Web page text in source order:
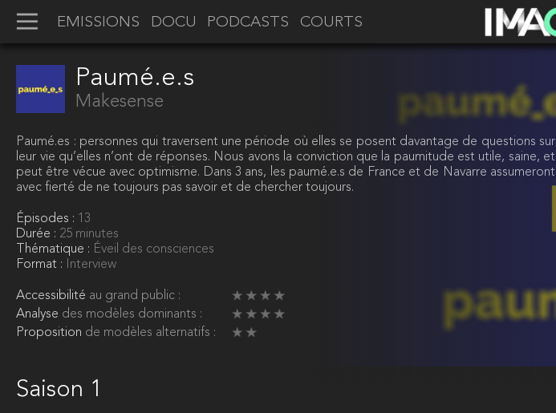
EMISSIONS DOCU PODCASTS COURTS
Paumé.e.s
Makesense
Paumé.es : personnes qui traversent une période où elles se posent davantage de questions sur
leur vie qu’elles n’ont de réponses. Nous avons la conviction que la paumitude est utile, saine, et
peut être vécue avec optimisme. Dans 3 ans, les paumé.e.s de France et de Navarre assumeront
avec fierté de ne toujours pas savoir et de chercher toujours.
Épisodes : 13
Durée : 25 minutes
Thématique : Éveil des consciences
Format :
Interview
Accessibilité au grand public :
Analyse des modèles dominants :
Proposition de modèles alternatifs :
Saison 1